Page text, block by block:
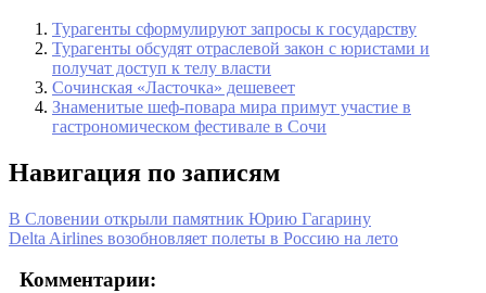
Турагенты сформулируют запросы к государству
Турагенты обсудят отраслевой закон с юристами и
получат доступ к телу власти
Сочинская «Ласточка» дешевеет
Знаменитые шеф-повара мира примут участие в
гастрономическом фестивале в Сочи
Навигация по записям
В Словении открыли памятник Юрию Гагарину
Delta Airlines возобновляет полеты в Россию на лето
Комментарии: